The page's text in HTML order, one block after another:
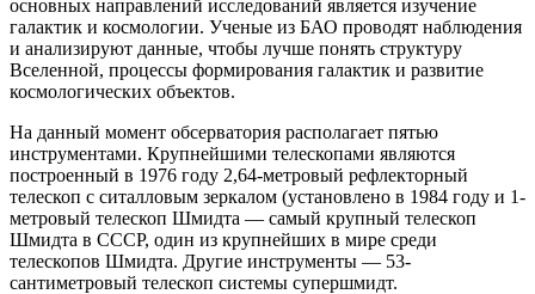
основных направлений исследований является изучение
галактик и космологии. Ученые из БАО проводят наблюдения
и анализируют данные, чтобы лучше понять структуру
Вселенной, процессы формирования галактик и развитие
космологических объектов.
На данный момент обсерватория располагает пятью
инструментами. Крупнейшими телескопами являются
построенный в 1976 году 2,64-метровый рефлекторный
телескоп с ситалловым зеркалом (установлено в 1984 году и 1-
метровый телескоп Шмидта — самый крупный телескоп
Шмидта в СССР, один из крупнейших в мире среди
телескопов Шмидта. Другие инструменты — 53-
сантиметровый телескоп системы супершмидт.